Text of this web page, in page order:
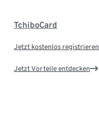
TchiboCard
Jetzt kostenlos registrieren
Jetzt Vorteile entdecken